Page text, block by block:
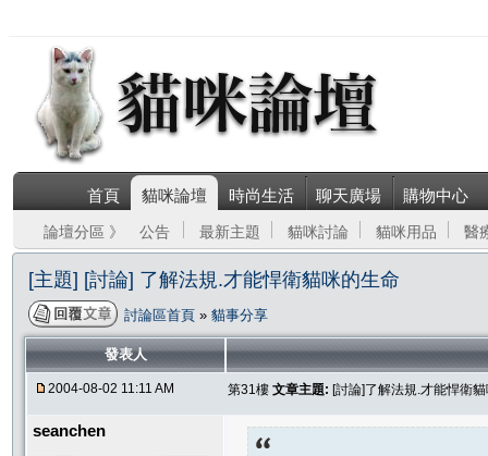
首頁 貓咪論壇 時尚生活 聊天廣場 購物中心
論壇分區 》 公告 最新主題 貓咪討論 貓咪用品 醫
[主題] [討論] 了解法規.才能悍衛貓咪的生命
討論區首頁 » 貓事分享
發表人
2004-08-02 11:11 AM 第31樓 文章主題: [討論]了解法規.才能悍衛
seanchen